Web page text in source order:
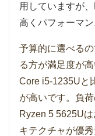
用していますが
高くパフォーマン
予算的に選べる
る方が満足度が
Core i5-1235Uと
が高いです。負
Ryzen 5 5625U
キテクチャが優